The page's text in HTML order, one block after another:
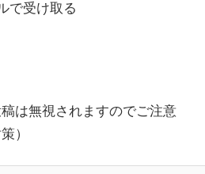
で受け取る
は無視されますのでご注意
）